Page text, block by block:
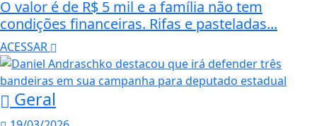
O valor é de R$ 5 mil e a família não tem
condições financeiras. Rifas e pasteladas...
ACESSAR
Geral